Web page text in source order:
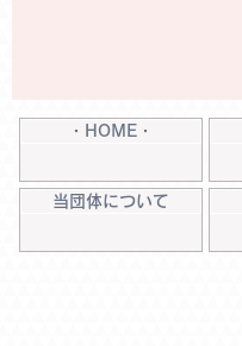
・HOME・
当団体について